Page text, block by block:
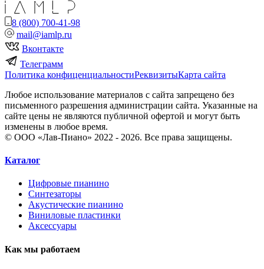
8 (800) 700-41-98
mail@iamlp.ru
Вконтакте
Телеграмм
Политика конфиценциальностиРеквизитыКарта сайта
Любое использование материалов с сайта запрещено без
письменного разрешения администрации сайта. Указанные на
сайте цены не являются публичной офертой и могут быть
изменены в любое время.
© ООО «Лав-Пиано» 2022 - 2026. Все права защищены.
Каталог
Цифровые пианино
Синтезаторы
Акустические пианино
Виниловые пластинки
Аксессуары
Как мы работаем